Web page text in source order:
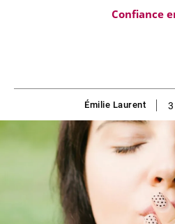
Confiance
Émilie Laurent